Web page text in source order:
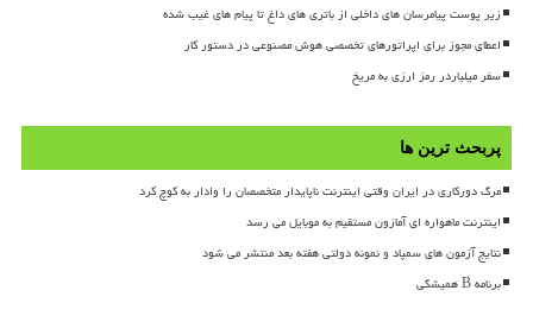
زیر پوست پیامرسان های داخلی از باتری های داغ تا پیام های غیب شده
اعطای مجوز برای اپراتورهای تخصصی هوش مصنوعی در دستور کار
سفر میلیاردر رمز ارزی به مریخ
پربحث ترین ها
مرگ دورکاری در ایران وقتی اینترنت ناپایدار متخصصان را وادار به کوچ کرد
اینترنت ماهواره ای آمازون مستقیم به موبایل می رسد
نتایج آزمون های سمپاد و نمونه دولتی هفته بعد منتشر می شود
برنامه B همیشگی